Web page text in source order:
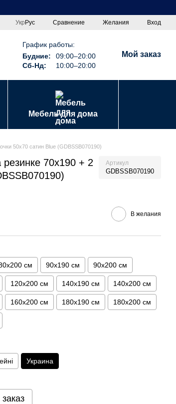
Укр Рус Сравнение Желания Вход
График работы:
Будние:
09:00–20:00
Сб-Нд:
10:00–20:00
Мой заказ
Мебель для дома
50х70 сатин Blue (GDBSSB070190)
70х190 + 2
Артикул
GDBSSB070190
В желания
см 90х190 см 90х200 см
120х200 см 140х190 см 140х200 см
160х200 см 180х190 см 180х200 см
Украина